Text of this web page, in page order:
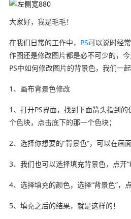
大家好，我是毛毛！
在我们日常的工作中， PS可以说时经
作图还是修改图片都是必不可少的，
PS中如何修改图片的背景色，我们一起
1、画布背景色修改
1、打开PS界面，找到下面箭头指到
个色块，点击底下的那一个色块；
2、选择你想要的“背景色”，可以在画
3、我们也可以选择填充背景色，点开“
4、选择填充的颜色，选择“背景色”，点
5、填充之后的结果，就是这样的！